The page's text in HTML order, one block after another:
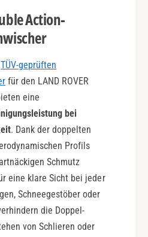
Action-
TÜV-geprüften
für den LAND ROVER
eine
bei
. Dank der doppelten
Profils
Schmutz
eine klare Sicht bei jeder
Schneegestöber oder
die Doppel-
von Schlieren oder